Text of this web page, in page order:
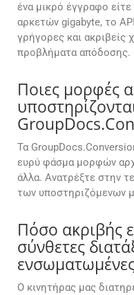
ένα μικρό έγγραφο
αρκετών gigabyte, το
γρήγορες και ακριβείς
προβλήματα απόδοσης.
Ποιες μορφές
Τα
ευρύ φάσμα μορφών
άλλα. Ανατρέξτε στην
των υποστηριζόμενων
Πόσο ακριβής
σύνθετες
Ο κινητήρας μας